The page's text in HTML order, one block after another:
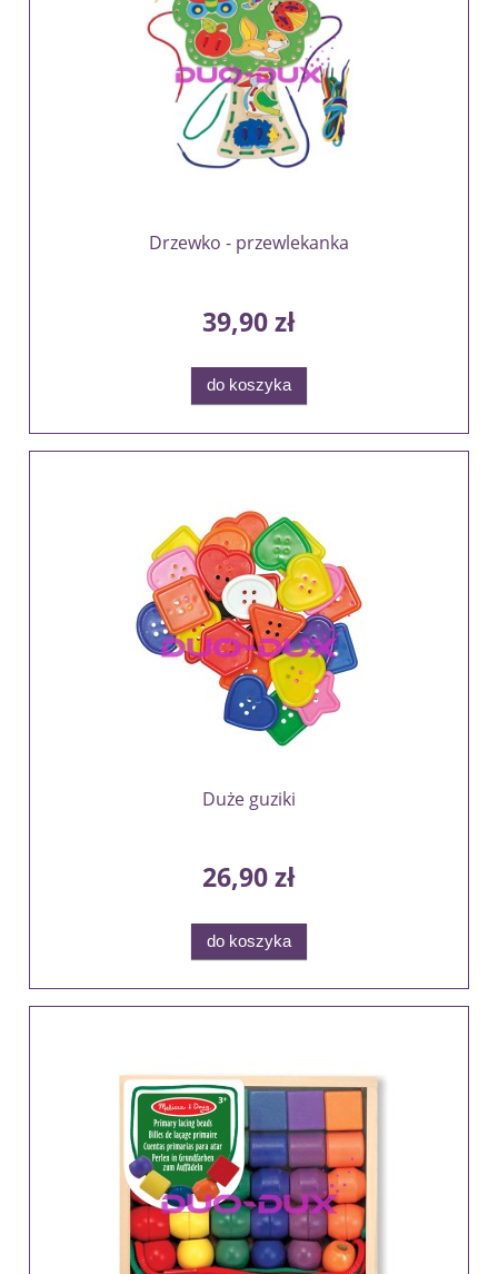
Drzewko - przewlekanka
39,90 zł
do koszyka
Duże guziki
26,90 zł
do koszyka